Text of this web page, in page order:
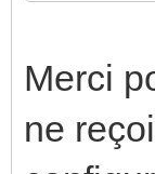
Merci
ne